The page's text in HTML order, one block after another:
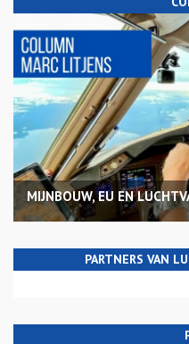
MIJNBOUW, EU EN
PARTNERS VAN